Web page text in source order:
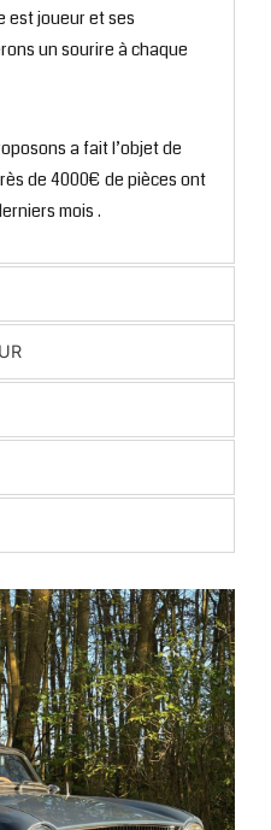
est joueur et ses
un sourire à chaque
a fait l’objet de
de 4000€ de pièces ont
mois .